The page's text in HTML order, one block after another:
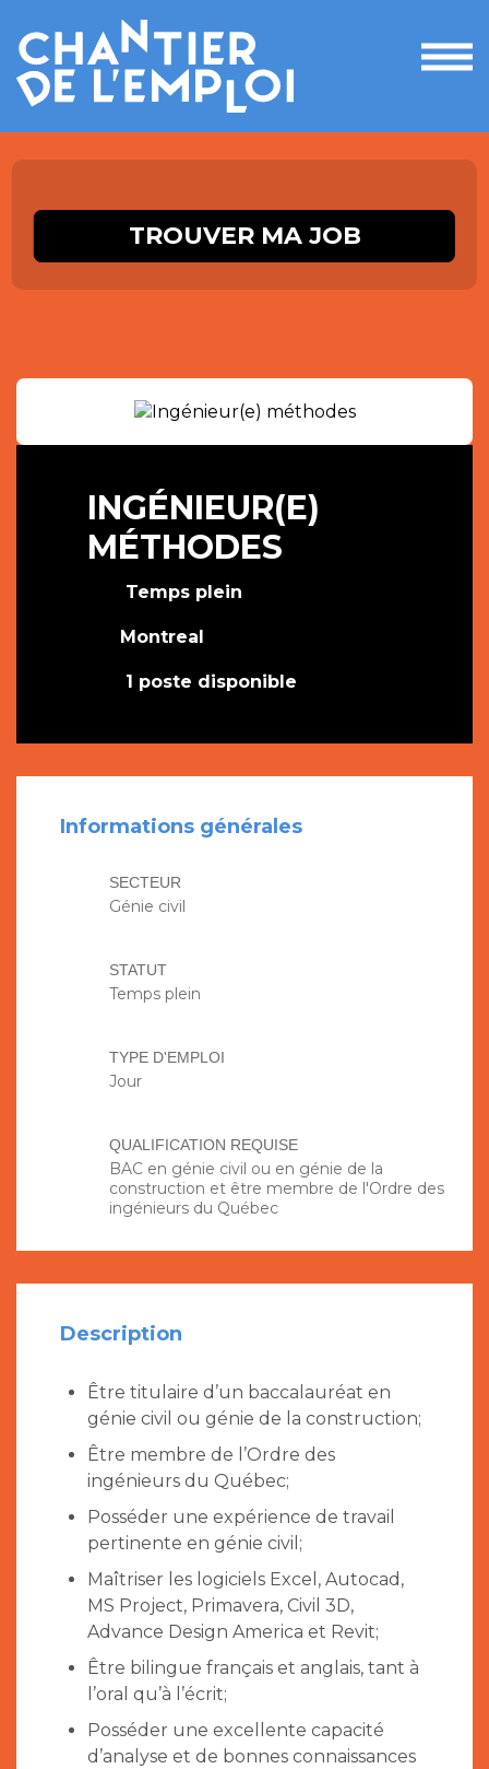
le
TROUVER MA JOB
INGÉNIEUR(E)
MÉTHODES
Temps plein
Montreal
1 poste disponible
Informations générales
SECTEUR
Génie civil
STATUT
Temps plein
TYPE D'EMPLOI
Jour
QUALIFICATION REQUISE
BAC en génie civil ou en génie de la
construction et être membre de l'Ordre des
ingénieurs du Québec
Description
Être titulaire d’un baccalauréat en
génie civil ou génie de la construction;
Être membre de l’Ordre des
ingénieurs du Québec;
Posséder une expérience de travail
pertinente en génie civil;
Maîtriser les logiciels Excel, Autocad,
MS Project, Primavera, Civil 3D,
Advance Design America et Revit;
Être bilingue français et anglais, tant à
l’oral qu’à l’écrit;
Posséder une excellente capacité
d’analyse et de bonnes connaissances